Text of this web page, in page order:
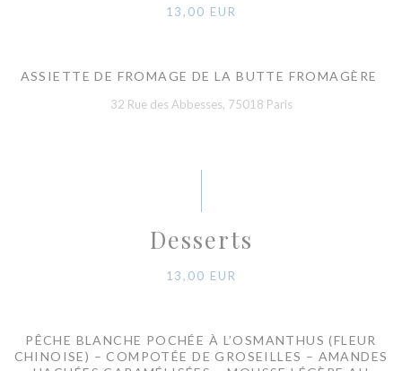
13,00 EUR
ASSIETTE DE FROMAGE DE LA BUTTE FROMAGÈRE
32 Rue des Abbesses, 75018 Paris
Desserts
13,00 EUR
PÊCHE BLANCHE POCHÉE À L’OSMANTHUS (FLEUR
CHINOISE) – COMPOTÉE DE GROSEILLES – AMANDES